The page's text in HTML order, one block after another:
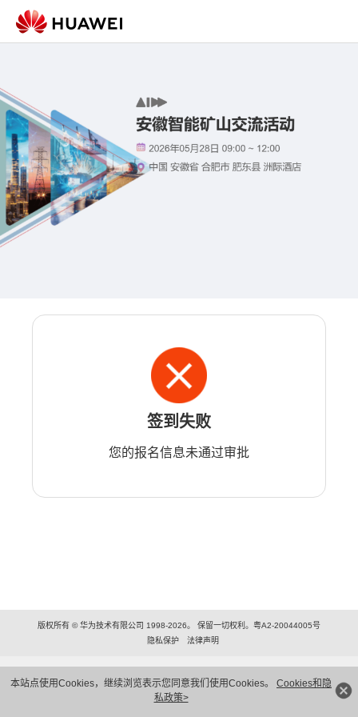
本站点使用Cookies，继续浏览表示您同意我们使用Cookies。 Cookies和隐
私政策>
签到失败
您的报名信息未通过审批
版权所有 © 华为技术有限公司 1998-2026。 保留一切权利。粤A2-20044005号
隐私保护
法律声明